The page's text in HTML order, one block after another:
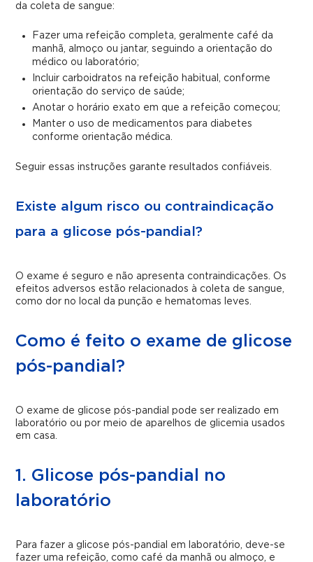
da coleta de sangue:
Fazer uma refeição completa, geralmente café da
manhã, almoço ou jantar, seguindo a orientação do
médico ou laboratório;
Incluir carboidratos na refeição habitual, conforme
orientação do serviço de saúde;
Anotar o horário exato em que a refeição começou;
Manter o uso de medicamentos para diabetes
conforme orientação médica.
Seguir essas instruções garante resultados confiáveis.
Existe algum risco ou contraindicação
para a glicose pós-pandial?
O exame é seguro e não apresenta contraindicações. Os
efeitos adversos estão relacionados à coleta de sangue,
como dor no local da punção e hematomas leves.
Como é feito o exame de glicose
pós-pandial?
O exame de glicose pós-pandial pode ser realizado em
laboratório ou por meio de aparelhos de glicemia usados
em casa.
1. Glicose pós-pandial no
laboratório
Para fazer a glicose pós-pandial em laboratório, deve-se
fazer uma refeição, como café da manhã ou almoço, e